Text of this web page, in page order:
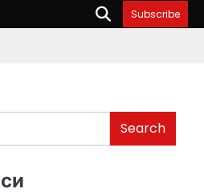
Subscribe
Search